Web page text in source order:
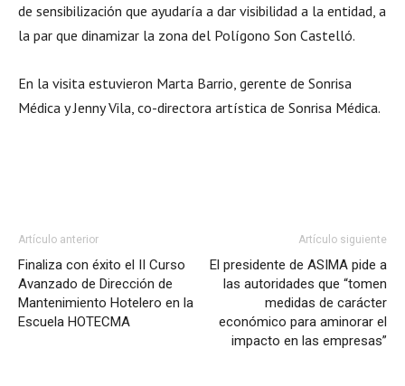
de sensibilización que ayudaría a dar visibilidad a la entidad, a
la par que dinamizar la zona del Polígono Son Castelló.
En la visita estuvieron Marta Barrio, gerente de Sonrisa
Médica y Jenny Vila, co-directora artística de Sonrisa Médica.
Artículo anterior
Finaliza con éxito el II Curso
Avanzado de Dirección de
Mantenimiento Hotelero en la
Escuela HOTECMA
Artículo siguiente
El presidente de ASIMA pide a
las autoridades que “tomen
medidas de carácter
económico para aminorar el
impacto en las empresas”